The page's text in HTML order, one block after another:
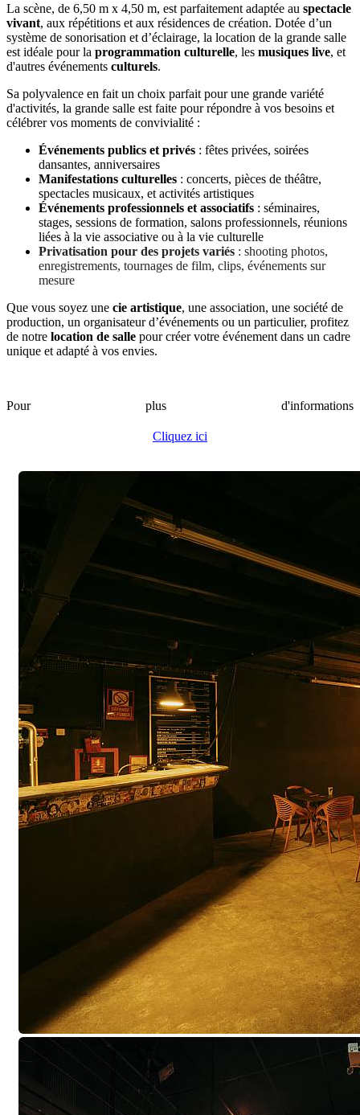
La scène, de 6,50 m x 4,50 m, est parfaitement adaptée au spectacle
vivant, aux répétitions et aux résidences de création. Dotée d’un
système de sonorisation et d’éclairage, la location de la grande salle
est idéale pour la programmation culturelle, les musiques live, et
d'autres événements culturels.
Sa polyvalence en fait un choix parfait pour une grande variété
d'activités, la grande salle est faite pour répondre à vos besoins et
célébrer vos moments de convivialité :
Événements publics et privés : fêtes privées, soirées
dansantes, anniversaires
Manifestations culturelles : concerts, pièces de théâtre,
spectacles musicaux, et activités artistiques
Événements professionnels et associatifs : séminaires,
stages, sessions de formation, salons professionnels, réunions
liées à la vie associative ou à la vie culturelle
Privatisation pour des projets variés : shooting photos,
enregistrements, tournages de film, clips, événements sur
mesure
Que vous soyez une cie artistique, une association, une société de
production, un organisateur d’événements ou un particulier, profitez
de notre location de salle pour créer votre événement dans un cadre
unique et adapté à vos envies.
Pour plus d'informations
Cliquez ici